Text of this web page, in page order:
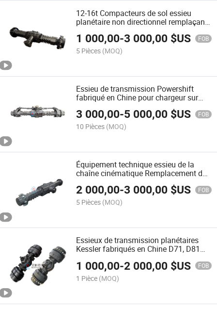
12-16t Compacteurs de sol essieu
planétaire non directionnel remplaçant
1 000,00-3 000,00 $US FOB
5 Pièces (MOQ)
Essieu de transmission Powershift
fabriqué en Chine pour chargeur sur
roues/niveleuse/rouleau/chariot
élévateur/chargeur télescopique
3 000,00-5 000,00 $US FOB
10 Pièces (MOQ)
Équipement technique essieu de la
chaîne cinématique Remplacement de
Carraro, Dana et Kessler de l'usine de
Chine
2 000,00-3 000,00 $US FOB
5 Pièces (MOQ)
Essieux de transmission planétaires
Kessler fabriqués en Chine D71, D81
19d 20d Essieux de transmission non
directionnels
1 000,00-2 000,00 $US FOB
1 Pièce (MOQ)